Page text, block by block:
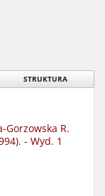
STRUKTURA
Gorzowska R.
- Wyd. 1